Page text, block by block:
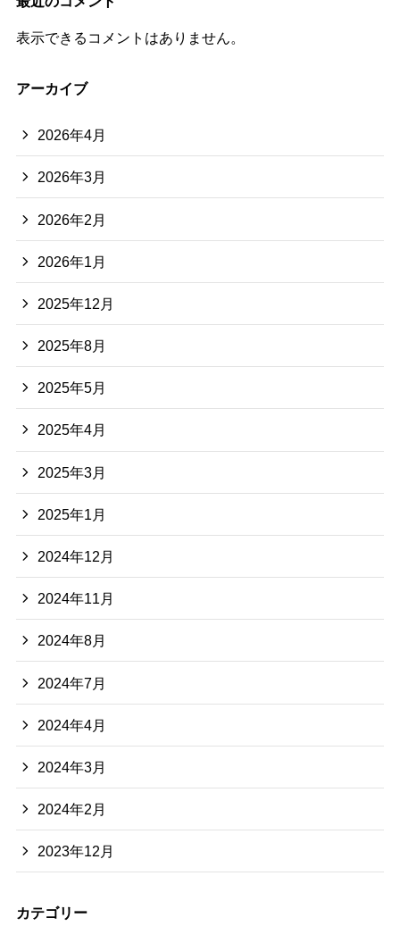
表示できるコメントはありません。
アーカイブ
2026年4月
2026年3月
2026年2月
2026年1月
2025年12月
2025年8月
2025年5月
2025年4月
2025年3月
2025年1月
2024年12月
2024年11月
2024年8月
2024年7月
2024年4月
2024年3月
2024年2月
2023年12月
カテゴリー